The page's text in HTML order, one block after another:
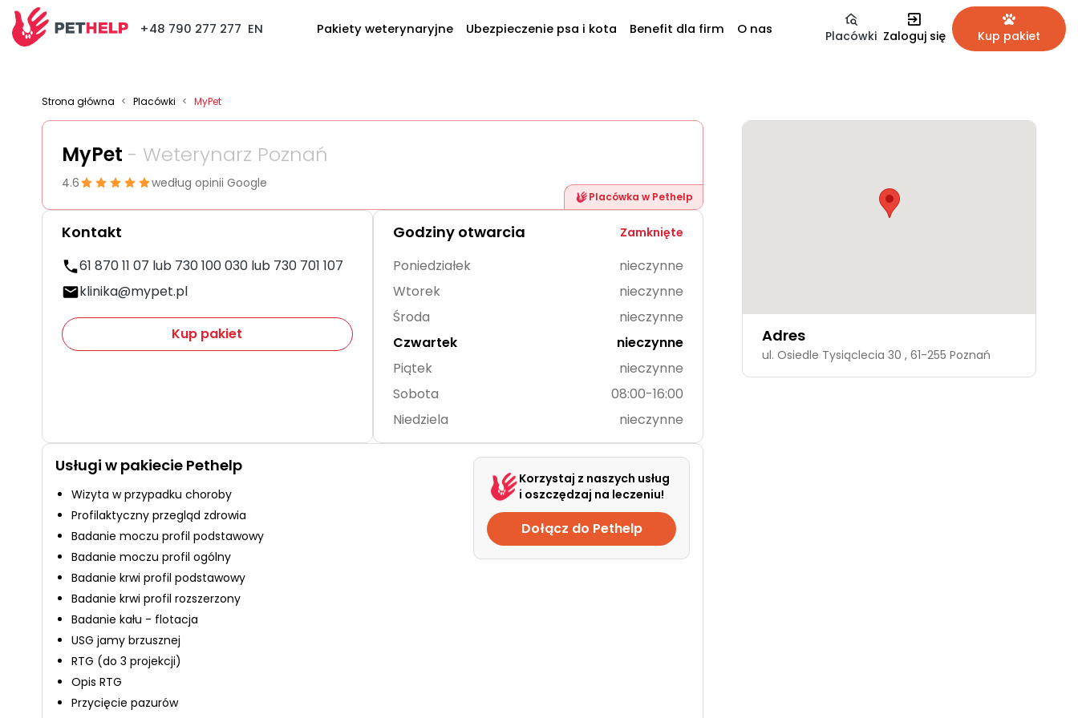
+48 790 277 277 EN Pakiety weterynaryjne Ubezpieczenie psa i kota Benefit dla firm O nas Placówki Zaloguj się Kup pakiet
Strona główna < Placówki < MyPet
MyPet - Weterynarz Poznań
4.6 według opinii Google
Placówka w Pethelp
Kontakt
61 870 11 07 lub 730 100 030 lub 730 701 107
klinika@mypet.pl
Kup pakiet
Godziny otwarcia Zamknięte
Poniedziałek
nieczynne
Wtorek
nieczynne
Środa
nieczynne
Czwartek
nieczynne
Piątek
nieczynne
Sobota
08:00-16:00
Niedziela
nieczynne
Usługi w pakiecie Pethelp
Wizyta w przypadku choroby
Profilaktyczny przegląd zdrowia
Badanie moczu profil podstawowy
Badanie moczu profil ogólny
Badanie krwi profil podstawowy
Badanie krwi profil rozszerzony
Badanie kału - flotacja
USG jamy brzusznej
RTG (do 3 projekcji)
Opis RTG
Przycięcie pazurów
Korzystaj z naszych usług
i oszczędzaj na leczeniu!
Dołącz do Pethelp
Adres
ul. Osiedle Tysiąclecia 30 , 61-255 Poznań